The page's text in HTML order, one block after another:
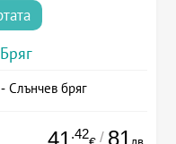
Слънчев бряг
41 .42 / 81